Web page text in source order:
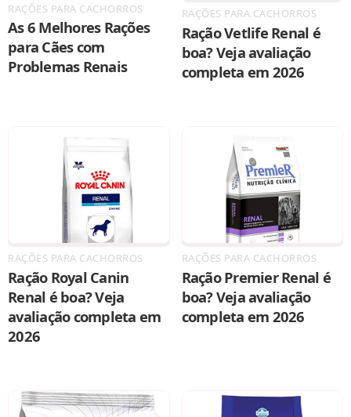
RAÇÕES PARA CACHORROS
As 6 Melhores Rações
para Cães com
Problemas Renais
RAÇÕES PARA CACHORROS
Ração Vetlife Renal é
boa? Veja avaliação
completa em 2026
RAÇÕES PARA CACHORROS
Ração Royal Canin
Renal é boa? Veja
avaliação completa em
2026
RAÇÕES PARA CACHORROS
Ração Premier Renal é
boa? Veja avaliação
completa em 2026